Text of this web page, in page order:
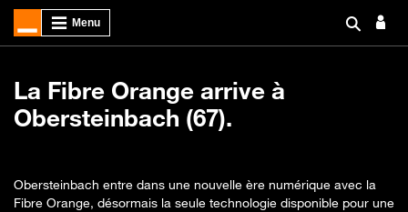
La Fibre Orange arrive à
Obersteinbach (67).
Obersteinbach entre dans une nouvelle ère numérique avec la
Fibre Orange, désormais la seule technologie disponible pour une